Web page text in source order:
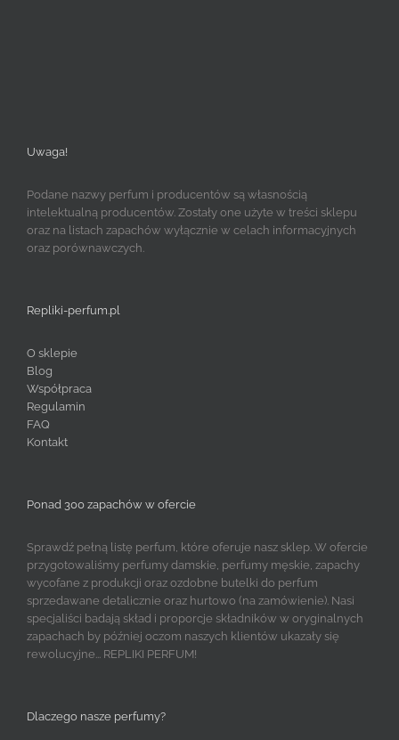
Uwaga!
Podane nazwy perfum i producentów są własnością
intelektualną producentów. Zostały one użyte w treści sklepu
oraz na listach zapachów wyłącznie w celach informacyjnych
oraz porównawczych.
Repliki-perfum.pl
O sklepie
Blog
Współpraca
Regulamin
FAQ
Kontakt
Ponad 300 zapachów w ofercie
Sprawdź pełną listę perfum, które oferuje nasz sklep. W ofercie
przygotowaliśmy perfumy damskie, perfumy męskie, zapachy
wycofane z produkcji oraz ozdobne butelki do perfum
sprzedawane detalicznie oraz hurtowo (na zamówienie). Nasi
specjaliści badają skład i proporcje składników w oryginalnych
zapachach by później oczom naszych klientów ukazały się
rewolucyjne... REPLIKI PERFUM!
Dlaczego nasze perfumy?